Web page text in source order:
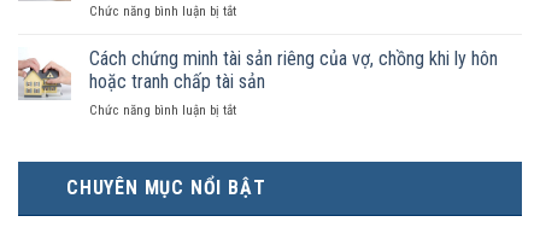
công
là
hôn
hôn
tài
sản
như
nào?
điều
kinh
tế
hơn
trực
tiếp
nuôi
Chức năng bình luận bị tắtở
ly
hôn
khi
hôn
hạnh
phúc:
Góc
Cách chứng minh tài sản riêng của vợ, chồng khi ly hôn
hoặc tranh chấp tài sản
Chức năng bình luận bị tắtở
tài
sản
CHUYÊN MỤC NỔI BẬT